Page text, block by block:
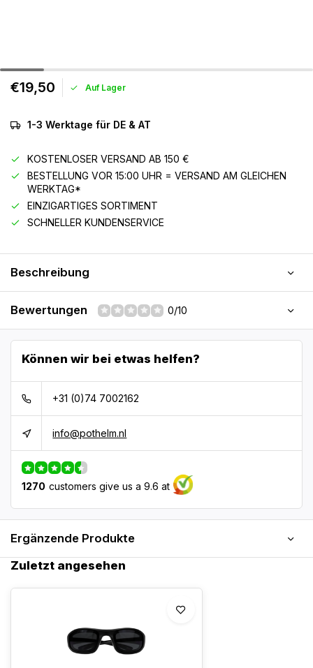
€19,50 Auf Lager
1-3 Werktage für DE & AT
KOSTENLOSER VERSAND AB 150 €
BESTELLUNG VOR 15:00 UHR = VERSAND AM GLEICHEN
WERKTAG*
EINZIGARTIGES SORTIMENT
SCHNELLER KUNDENSERVICE
Beschreibung
Bewertungen 0/10
Können wir bei etwas helfen?
+31 (0)74 7002162
info@pothelm.nl
1270 customers give us a 9.6 at
Ergänzende Produkte
Zuletzt angesehen